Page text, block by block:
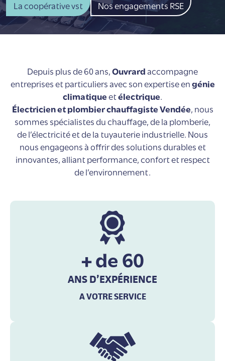
La coopérative vst Nos engagements RSE
Depuis plus de 60 ans,Ouvrardaccompagne
entreprises et particuliers avec son expertise engénie
climatiqueetélectrique.
Électricien et plombier chauffagiste Vendée, nous
sommes spécialistes du chauffage, de la plomberie,
de l’électricité et de la tuyauterie industrielle. Nous
nous engageons à offrir des solutions durables et
innovantes, alliant performance, confort et respect
de l’environnement.
+ de60
ANS D’EXPÉRIENCE
A VOTRE SERVICE